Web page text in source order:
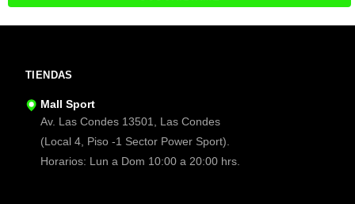
TIENDAS
Mall Sport
Av. Las Condes 13501, Las Condes
(Local 4, Piso -1 Sector Power Sport).
Horarios: Lun a Dom 10:00 a 20:00 hrs.